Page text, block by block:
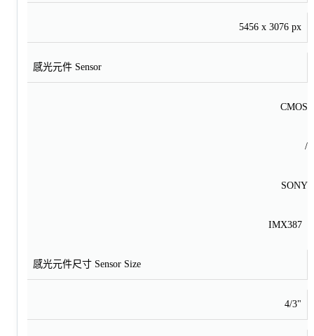
5456 x 3076 px
感光元件 Sensor
CMOS
/
SONY
IMX387
感光元件尺寸 Sensor Size
4/3"